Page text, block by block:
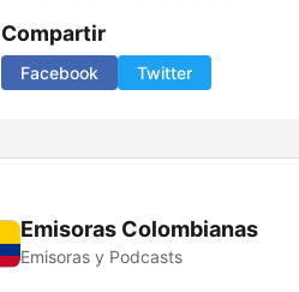
Compartir
Facebook Twitter
Emisoras Colombianas
Emisoras y Podcasts